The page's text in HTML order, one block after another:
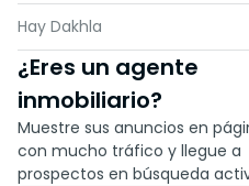
Hay Dakhla
¿Eres un agente
inmobiliario?
Muestre sus anuncios en
con mucho tráfico y llegue a
prospectos en búsqueda